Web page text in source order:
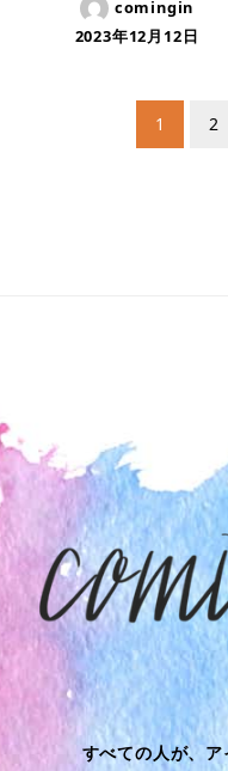
comingin
2023年12月12日
ョ
ン
1 2
すべての人が、